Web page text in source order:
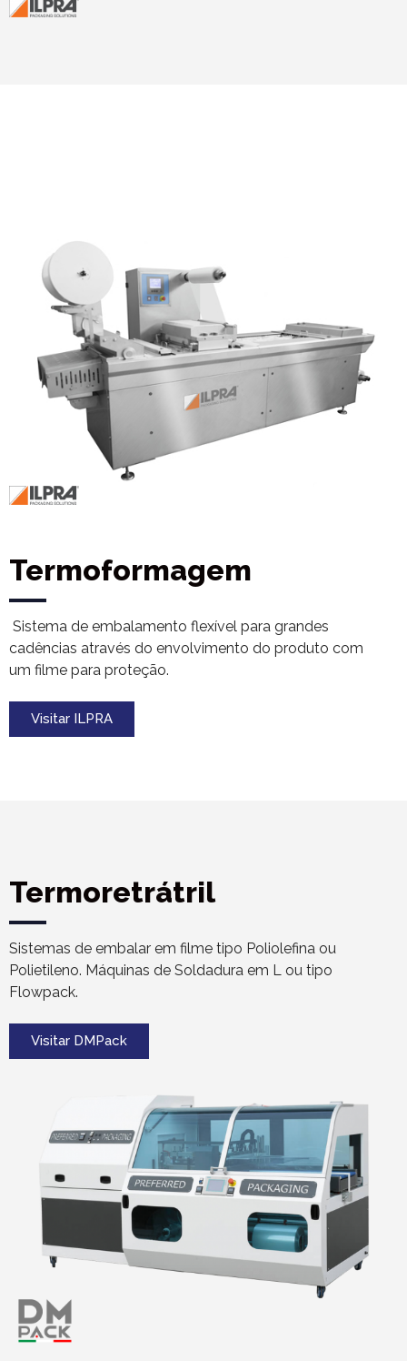
Termoformagem
Sistema de embalamento flexível para grandes
cadências através do envolvimento do produto com
um filme para proteção.
Visitar ILPRA
Termoretrátril
Sistemas de embalar em filme tipo Poliolefina ou
Polietileno. Máquinas de Soldadura em L ou tipo
Flowpack.
Visitar DMPack